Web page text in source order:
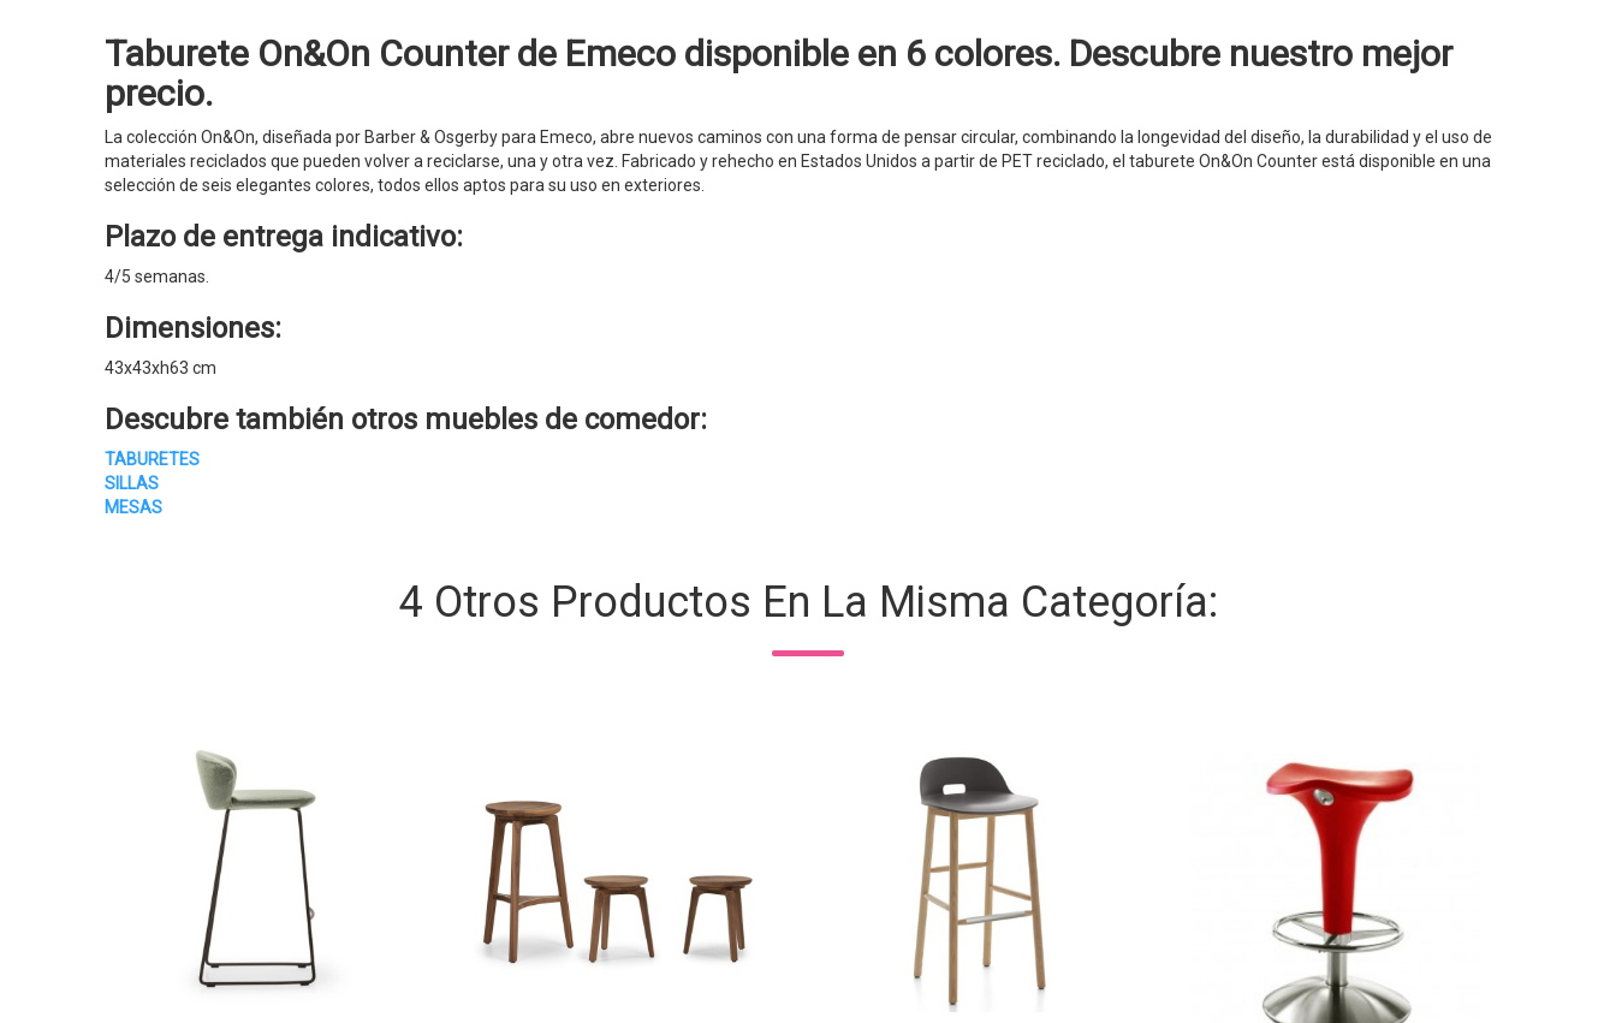
Taburete On&On Counter de Emeco disponible en 6 colores. Descubre nuestro mejor
precio.
La colección On&On, diseñada por Barber & Osgerby para Emeco, abre nuevos caminos con una forma de pensar circular, combinando la longevidad del diseño, la durabilidad y el uso de
materiales reciclados que pueden volver a reciclarse, una y otra vez. Fabricado y rehecho en Estados Unidos a partir de PET reciclado, el taburete On&On Counter está disponible en una
selección de seis elegantes colores, todos ellos aptos para su uso en exteriores.
Plazo de entrega indicativo:
4/5 semanas.
Dimensiones:
43x43xh63 cm
Descubre también otros muebles de comedor:
TABURETES
SILLAS
MESAS
4 Otros Productos En La Misma Categoría: